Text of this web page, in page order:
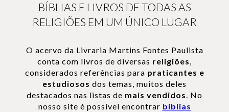
BÍBLIAS E LIVROS DE TODAS AS
RELIGIÕES EM UM ÚNICO LUGAR
O acervo da Livraria Martins Fontes Paulista
conta com livros de diversas religiões,
considerados referências para praticantes e
estudiosos dos temas, muitos deles
destacados nas listas de mais vendidos. No
nosso site é possível encontrar bíblias